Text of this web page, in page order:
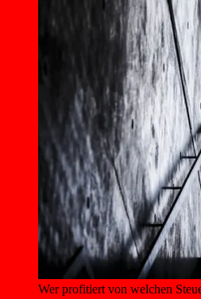
Wer profitiert von welchen